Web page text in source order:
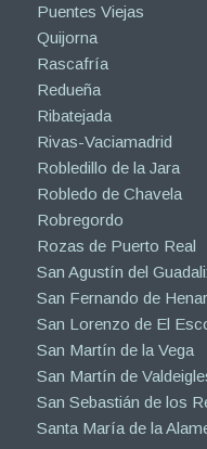
Puentes Viejas
Quijorna
Rascafría
Redueña
Ribatejada
Rivas-Vaciamadrid
Robledillo de la Jara
Robledo de Chavela
Robregordo
Rozas de Puerto Real
San Agustín del
San Fernando de
San Lorenzo de El
San Martín de la Vega
San Martín de
San Sebastián de los
Santa María de la